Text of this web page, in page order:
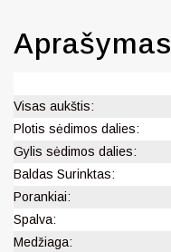
Aprašymas
Visas aukštis:
Plotis sėdimos dalies:
Gylis sėdimos dalies:
Baldas Surinktas:
Porankiai:
Spalva:
Medžiaga: